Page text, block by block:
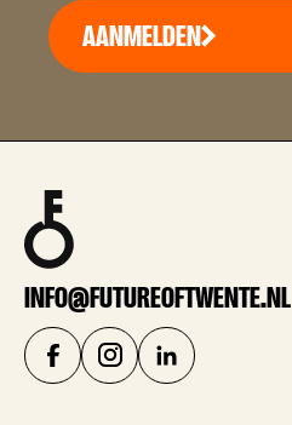
AANMELDEN
INFO@FUTUREOFTWENTE.NL